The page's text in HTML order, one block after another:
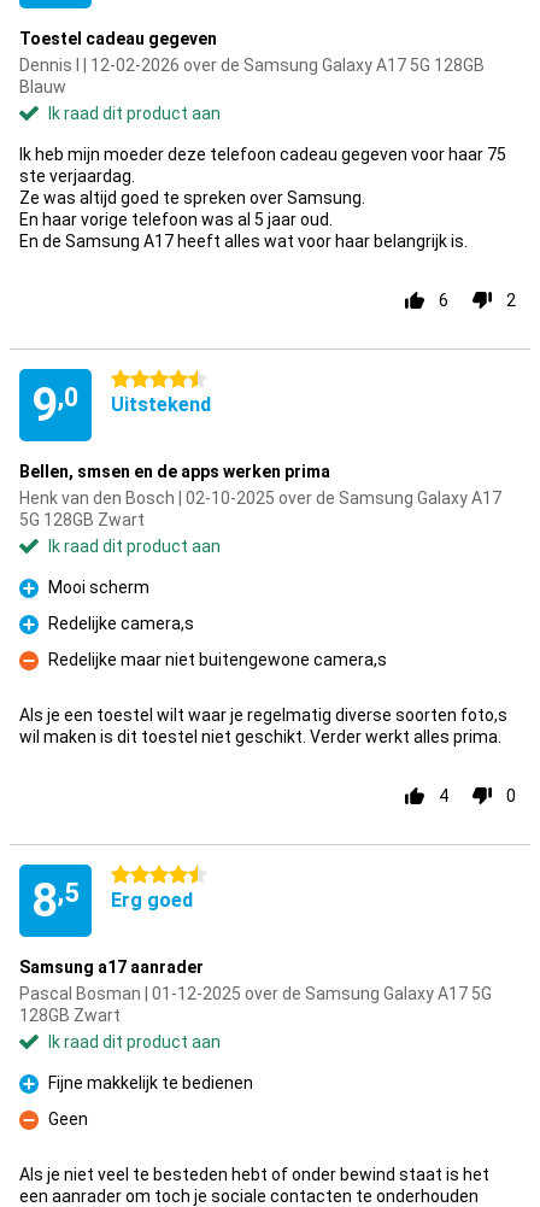
Toestel cadeau gegeven
Dennis I | 12-02-2026 over de Samsung Galaxy A17 5G 128GB
Blauw
Ik raad dit product aan
Ik heb mijn moeder deze telefoon cadeau gegeven voor haar 75
ste verjaardag.
Ze was altijd goed te spreken over Samsung.
En haar vorige telefoon was al 5 jaar oud.
En de Samsung A17 heeft alles wat voor haar belangrijk is.
6 2
9,0
4.5 sterren
Uitstekend
Bellen, smsen en de apps werken prima
Henk van den Bosch | 02-10-2025 over de Samsung Galaxy A17
5G 128GB Zwart
Ik raad dit product aan
Pluspunt
Mooi scherm
Pluspunt
Redelijke camera,s
Minpunt
Redelijke maar niet buitengewone camera,s
Als je een toestel wilt waar je regelmatig diverse soorten foto,s
wil maken is dit toestel niet geschikt. Verder werkt alles prima.
4 0
8,5
4.5 sterren
Erg goed
Samsung a17 aanrader
Pascal Bosman | 01-12-2025 over de Samsung Galaxy A17 5G
128GB Zwart
Ik raad dit product aan
Pluspunt
Fijne makkelijk te bedienen
Minpunt
Geen
Als je niet veel te besteden hebt of onder bewind staat is het
een aanrader om toch je sociale contacten te onderhouden